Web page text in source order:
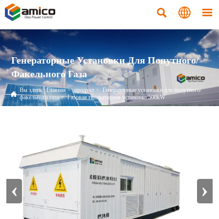
  
Генераторные Установки Для Попутного/
Факельного Газа
 Вы здесь: Главная> продукт> Генераторные установки для попутного/
факельного газа> Газовая генераторная установка 500kW
‹ ›